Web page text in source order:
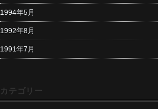
1994年5月
1992年8月
1991年7月
カテゴリー